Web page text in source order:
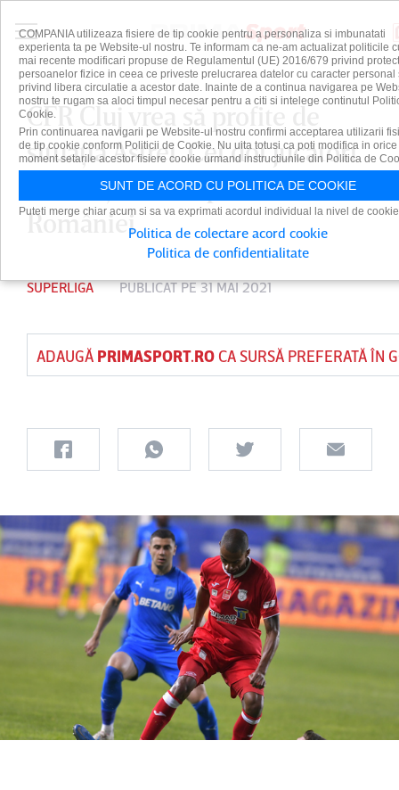
CFR Cluj vrea să profite de
situaţia Astrei. Cei doi jucători
urmăriţi de campioana
României
SUPERLIGA PUBLICAT PE 31 MAI 2021
ADAUGĂ PRIMASPORT.ROCA SURSĂ PREFERATĂ ÎN
COMPANIA utilizeaza fisiere de tip cookie pentru a personaliza si imbunatati
experienta ta pe Website-ul nostru. Te informam ca ne-am actualizat politicile
mai recente modificari propuse de Regulamentul (UE) 2016/679 privind
persoanelor fizice in ceea ce priveste prelucrarea datelor cu caracter personal
privind libera circulatie a acestor date. Inainte de a continua navigarea pe
nostru te rugam sa aloci timpul necesar pentru a citi si intelege continutul
Cookie.
Prin continuarea navigarii pe Website-ul nostru confirmi acceptarea utilizarii
de tip cookie conform Politicii de Cookie. Nu uita totusi ca poti modifica in orice
moment setarile acestor fisiere cookie urmand instructiunile din Politica de
SUNT DE ACORD CU POLITICA DE COOKIE
Puteti merge chiar acum si sa va exprimati acordul individual la nivel de
Politica de colectare acord cookie
Politica de confidentialitate